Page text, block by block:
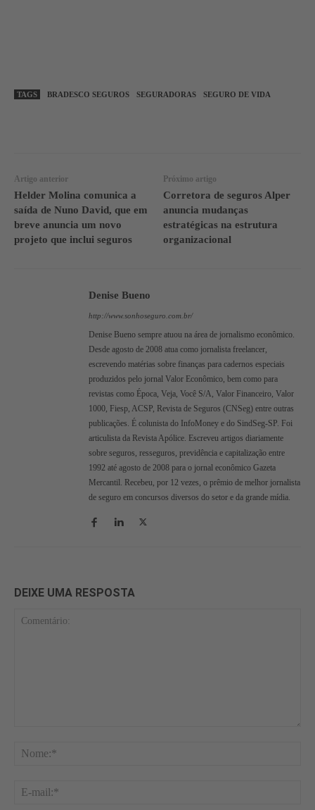
TAGS BRADESCO SEGUROS SEGURADORAS SEGURO DE VIDA
Artigo anterior
Helder Molina comunica a
saída de Nuno David, que em
breve anuncia um novo
projeto que inclui seguros
Próximo artigo
Corretora de seguros Alper
anuncia mudanças
estratégicas na estrutura
organizacional
Denise Bueno
http://www.sonhoseguro.com.br/
Denise Bueno sempre atuou na área de jornalismo econômico.
Desde agosto de 2008 atua como jornalista freelancer,
escrevendo matérias sobre finanças para cadernos especiais
produzidos pelo jornal Valor Econômico, bem como para
revistas como Época, Veja, Você S/A, Valor Financeiro, Valor
1000, Fiesp, ACSP, Revista de Seguros (CNSeg) entre outras
publicações. É colunista do InfoMoney e do SindSeg-SP. Foi
articulista da Revista Apólice. Escreveu artigos diariamente
sobre seguros, resseguros, previdência e capitalização entre
1992 até agosto de 2008 para o jornal econômico Gazeta
Mercantil. Recebeu, por 12 vezes, o prêmio de melhor jornalista
de seguro em concursos diversos do setor e da grande mídia.
DEIXE UMA RESPOSTA